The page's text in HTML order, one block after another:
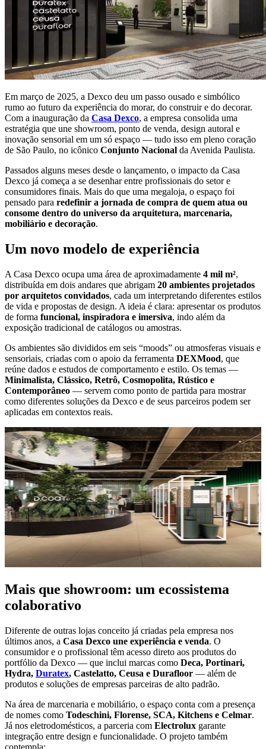
Em março de 2025, a Dexco deu um passo ousado e simbólico
rumo ao futuro da experiência do morar, do construir e do decorar.
Com a inauguração da Casa Dexco, a empresa consolida uma
estratégia que une showroom, ponto de venda, design autoral e
inovação sensorial em um só espaço — tudo isso em pleno coração
de São Paulo, no icônico Conjunto Nacional da Avenida Paulista.
Passados alguns meses desde o lançamento, o impacto da Casa
Dexco já começa a se desenhar entre profissionais do setor e
consumidores finais. Mais do que uma megaloja, o espaço foi
pensado para redefinir a jornada de compra de quem atua ou
consome dentro do universo da arquitetura, marcenaria,
mobiliário e decoração.
Um novo modelo de experiência
A Casa Dexco ocupa uma área de aproximadamente 4 mil m²,
distribuída em dois andares que abrigam 20 ambientes projetados
por arquitetos convidados, cada um interpretando diferentes estilos
de vida e propostas de design. A ideia é clara: apresentar os produtos
de forma funcional, inspiradora e imersiva, indo além da
exposição tradicional de catálogos ou amostras.
Os ambientes são divididos em seis “moods” ou atmosferas visuais e
sensoriais, criadas com o apoio da ferramenta DEXMood, que
reúne dados e estudos de comportamento e estilo. Os temas —
Minimalista, Clássico, Retrô, Cosmopolita, Rústico e
Contemporâneo — servem como ponto de partida para mostrar
como diferentes soluções da Dexco e de seus parceiros podem ser
aplicadas em contextos reais.
Mais que showroom: um ecossistema
colaborativo
Diferente de outras lojas conceito já criadas pela empresa nos
últimos anos, a Casa Dexco une experiência e venda. O
consumidor e o profissional têm acesso direto aos produtos do
portfólio da Dexco — que inclui marcas como Deca, Portinari,
Hydra, Duratex, Castelatto, Ceusa e Durafloor — além de
produtos e soluções de empresas parceiras de alto padrão.
Na área de marcenaria e mobiliário, o espaço conta com a presença
de nomes como Todeschini, Florense, SCA, Kitchens e Celmar.
Já nos eletrodomésticos, a parceria com Electrolux garante
integração entre design e funcionalidade. O projeto também
contempla: